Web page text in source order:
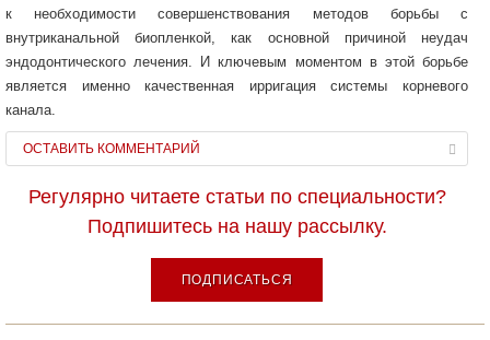
к необходимости совершенствования методов борьбы с
внутриканальной биопленкой, как основной причиной неудач
эндодонтического лечения. И ключевым моментом в этой борьбе
является именно качественная ирригация системы корневого
канала.
ОСТАВИТЬ КОММЕНТАРИЙ
Регулярно читаете статьи по специальности?
Подпишитесь на нашу рассылку.
ПОДПИСАТЬСЯ